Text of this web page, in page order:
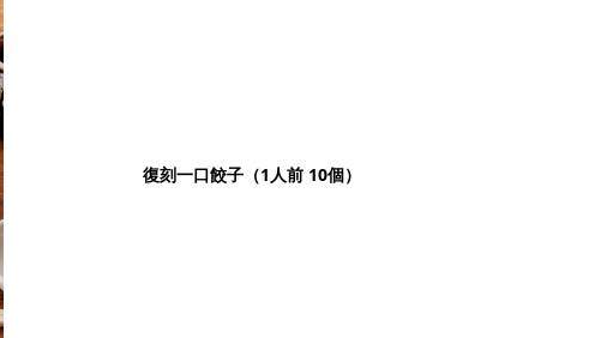
復刻一口餃子（1人前 10個）